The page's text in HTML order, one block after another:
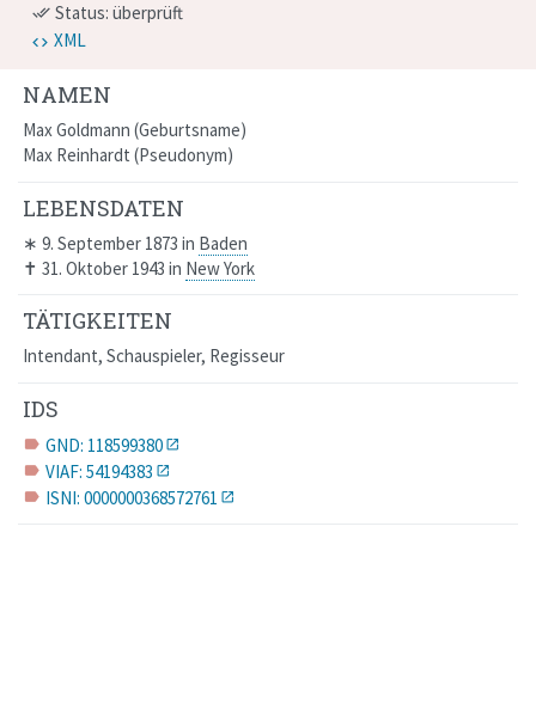
NAMEN
Max Goldmann Geburtsname
Max Reinhardt Pseudonym
LEBENSDATEN
∗ 9. September 1873 in Baden
✝ 31. Oktober 1943 in New York
TÄTIGKEITEN
Intendant, Schauspieler, Regisseur
IDS
label GND: 118599380
label VIAF: 54194383
label ISNI: 0000000368572761
done_all Status: überprüft
XML